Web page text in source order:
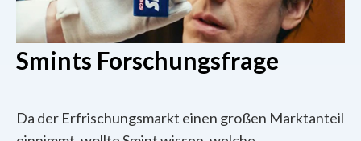
Smints Forschungsfrage
Da der Erfrischungsmarkt einen großen Marktanteil